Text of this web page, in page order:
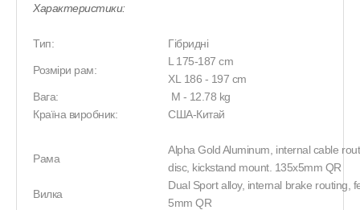
Характеристики:
Тип: Гібридні
Розміри рам:
L 175-187 cm
XL 186 - 197 cm
Вага:
M - 12.78 kg
Країна виробник:
США-Китай
Рама
Alpha Gold Aluminum, internal cable
disc, kickstand mount. 135x5mm QR
Вилка
Dual Sport alloy, internal brake routing,
5mm QR